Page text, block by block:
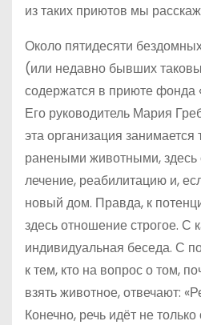
из таких приютов мы
Около пятидесяти
(или недавно бывших
содержатся в приюте фонда
Его руководитель Мария
эта организация
ранеными животными, здесь
лечение, реабилитацию и,
новый дом. Правда, к
здесь отношение строгое. С
индивидуальная беседа. С
к тем, кто на вопрос о том,
взять животное, отвечают:
Конечно, речь идёт не